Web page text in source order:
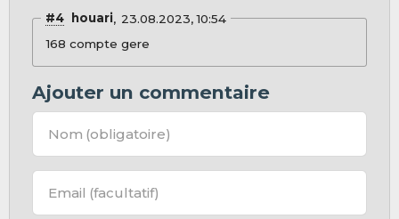
#4 houari
23.08.2023, 10:54
168 compte gere
Ajouter un commentaire
Nom (obligatoire)
Email (facultatif)